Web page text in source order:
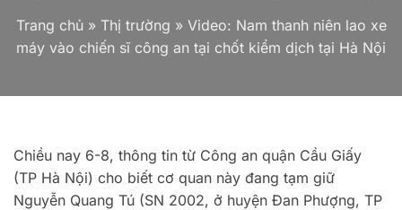
Trang chủ» Thị trường » Video: Nam thanh niên lao xe
máy vào chiến sĩ công an tại chốt kiểm dịch tại Hà Nội
Chiều nay 6-8, thông tin từ Công an quận Cầu Giấy
(TP Hà Nội) cho biết cơ quan này đang tạm giữ
Nguyễn Quang Tú (SN 2002, ở huyện Đan Phượng, TP